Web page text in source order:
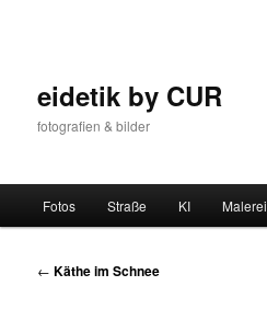
eidetik by CUR
fotografien & bilder
Fotos Straße KI Malerei
Beitrags-
← Käthe im Schnee